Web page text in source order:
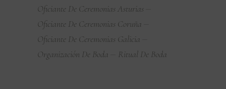
Oficiante De Ceremonias Asturias
Oficiante De Ceremonias Coruña
Oficiante De Ceremonias Galicia
Organización De Boda
Ritual De Boda